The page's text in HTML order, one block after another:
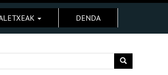
DENDA